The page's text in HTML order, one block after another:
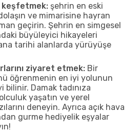
keşfetmek: şehrin en eski
ve mimarisine hayran
geçirin. Şehrin en simgesel
büyüleyici hikayeleri
tarihi alanlarda yürüyüşe
ziyaret etmek: Bir
öğrenmenin en iyi yolunun
bilinir. Damak tadınıza
yaşatın ve yerel
deneyin. Ayrıca açık hava
gurme hediyelik eşyalar